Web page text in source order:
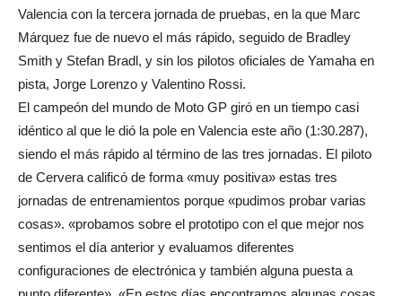
Valencia con la tercera jornada de pruebas, en la que Marc
Márquez fue de nuevo el más rápido, seguido de Bradley
Smith y Stefan Bradl, y sin los pilotos oficiales de Yamaha en
pista, Jorge Lorenzo y Valentino Rossi.
El campeón del mundo de Moto GP giró en un tiempo casi
idéntico al que le dió la pole en Valencia este año (1:30.287),
siendo el más rápido al término de las tres jornadas. El piloto
de Cervera calificó de forma «muy positiva» estas tres
jornadas de entrenamientos porque «pudimos probar varias
cosas». «probamos sobre el prototipo con el que mejor nos
sentimos el día anterior y evaluamos diferentes
configuraciones de electrónica y también alguna puesta a